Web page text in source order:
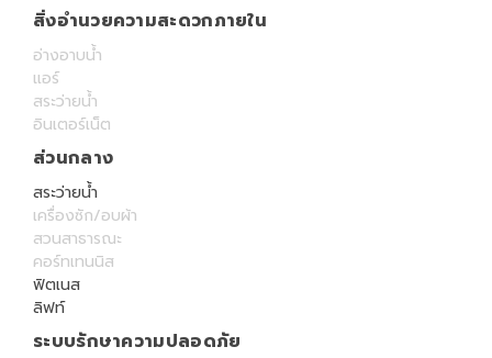
สิ่งอำนวยความสะดวกภายใน
อ่างอาบน้ำ
แอร์
สระว่ายน้ำ
อินเตอร์เน็ต
ส่วนกลาง
สระว่ายน้ำ
เครื่องซัก/อบผ้า
สวนสาธารณะ
คอร์ทเทนนิส
ฟิตเนส
ลิฟท์
ระบบรักษาความปลอดภัย